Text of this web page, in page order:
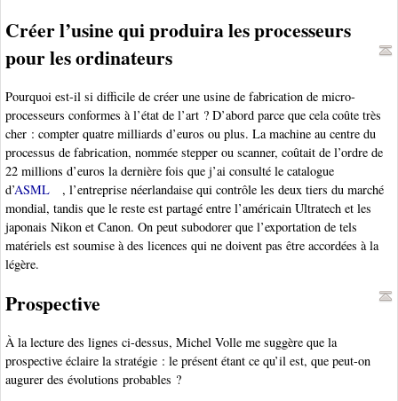
Créer l’usine qui produira les processeurs
pour les ordinateurs
Pourquoi est-il si difficile de créer une usine de fabrication de micro-
processeurs conformes à l’état de l’art ? D’abord parce que cela coûte très
cher : compter quatre milliards d’euros ou plus. La machine au centre du
processus de fabrication, nommée stepper ou scanner, coûtait de l’ordre de
22 millions d’euros la dernière fois que j’ai consulté le catalogue
d’ASML
, l’entreprise néerlandaise qui contrôle les deux tiers du marché
mondial, tandis que le reste est partagé entre l’américain Ultratech et les
japonais Nikon et Canon. On peut subodorer que l’exportation de tels
matériels est soumise à des licences qui ne doivent pas être accordées à la
légère.
Prospective
À la lecture des lignes ci-dessus, Michel Volle me suggère que la
prospective éclaire la stratégie : le présent étant ce qu’il est, que peut-on
augurer des évolutions probables ?